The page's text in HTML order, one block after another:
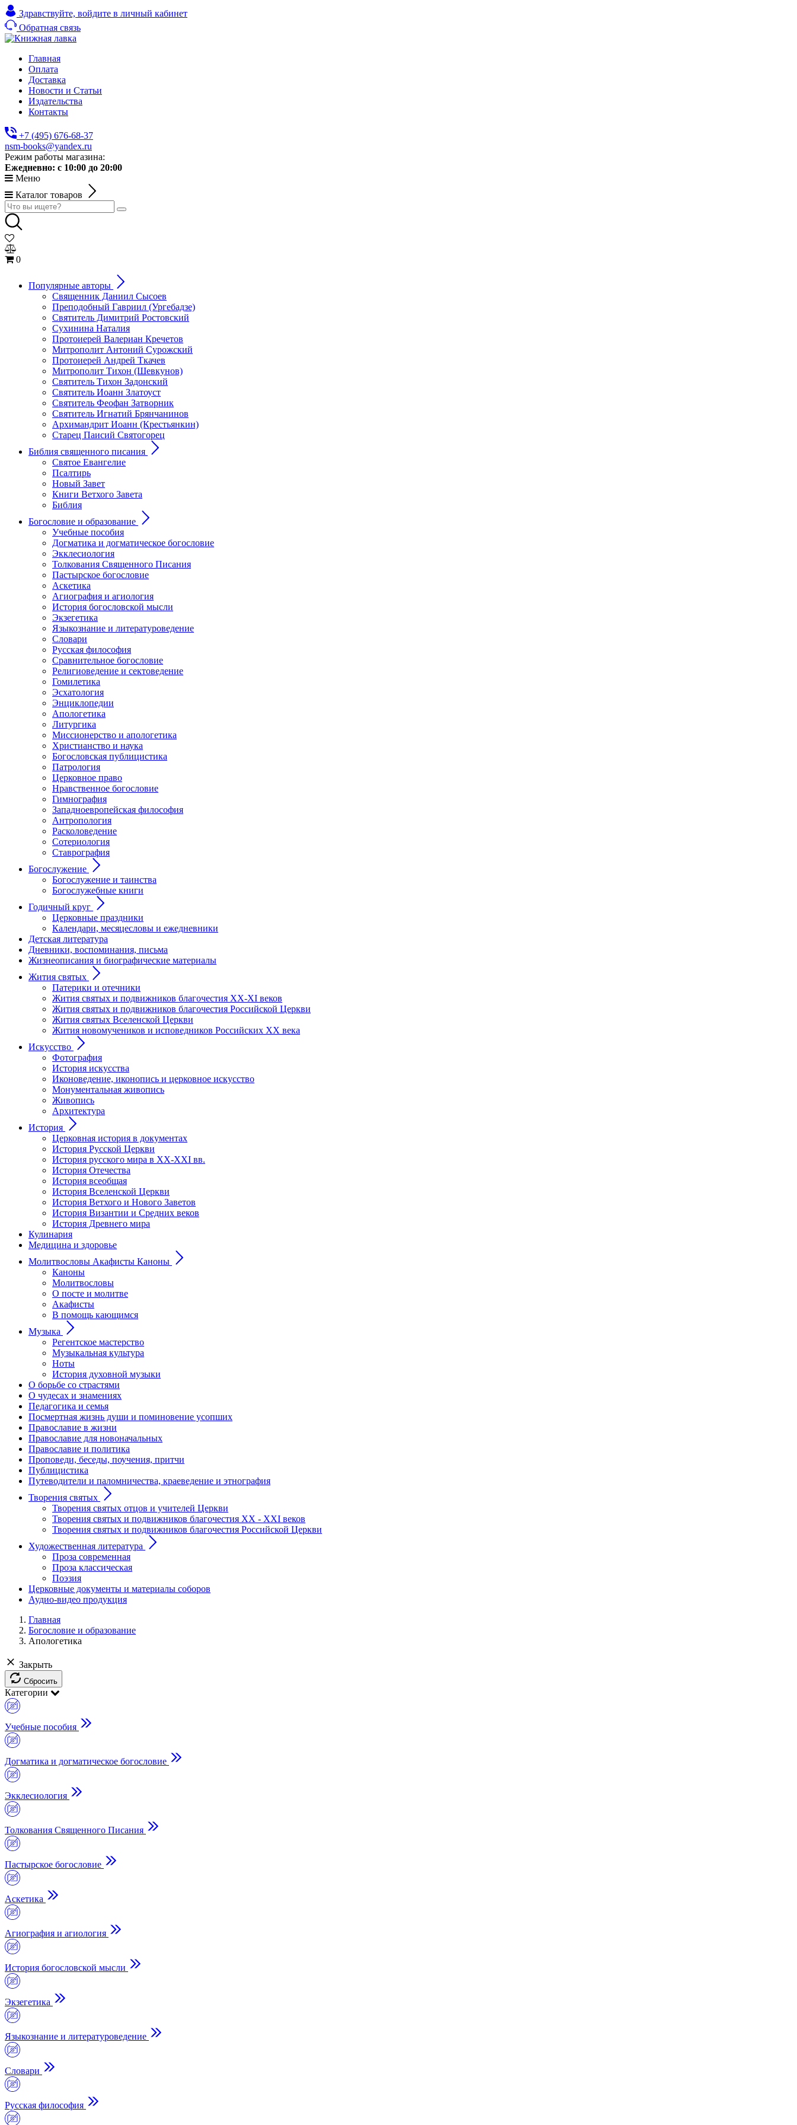
Здравствуйте, войдите в личный кабинет
Обратная связь
Главная
Оплата
Доставка
Новости и Статьи
Издательства
Контакты
+7 (495) 676-68-37
nsm-books@yandex.ru
Режим работы магазина:
Ежедневно: с 10:00 до 20:00
Меню
Каталог товаров
0
Популярные авторы
Священник Даниил Сысоев
Преподобный Гавриил (Ургебадзе)
Святитель Димитрий Ростовский
Сухинина Наталия
Протоиерей Валериан Кречетов
Митрополит Антоний Сурожский
Протоиерей Андрей Ткачев
Митрополит Тихон (Шевкунов)
Святитель Тихон Задонский
Святитель Иоанн Златоуст
Cвятитель Феофан Затворник
Святитель Игнатий Брянчанинов
Архимандрит Иоанн (Крестьянкин)
Старец Паисий Святогорец
Библия священного писания
Святое Евангелие
Псалтирь
Новый Завет
Книги Ветхого Завета
Библия
Богословие и образование
Учебные пособия
Догматика и догматическое богословие
Экклесиология
Толкования Священного Писания
Пастырское богословие
Аскетика
Агиография и агиология
История богословской мысли
Экзегетика
Языкознание и литературоведение
Словари
Русская философия
Сравнительное богословие
Религиоведение и сектоведение
Гомилетика
Эсхатология
Энциклопедии
Апологетика
Литургика
Миссионерство и апологетика
Христианство и наука
Богословская публицистика
Патрология
Церковное право
Нравственное богословие
Гимнография
Западноевропейская философия
Антропология
Расколоведение
Сотериология
Ставрография
Богослужение
Богослужение и таинства
Богослужебные книги
Годичный круг
Церковные праздники
Календари, месяцесловы и ежедневники
Детская литература
Дневники, воспоминания, письма
Жизнеописания и биографические материалы
Жития святых
Патерики и отечники
Жития святых и подвижников благочестия ХХ-XI веков
Жития святых и подвижников благочестия Российской Церкви
Жития святых Вселенской Церкви
Жития новомучеников и исповедников Российских ХХ века
Искусство
Фотография
История искусства
Иконоведение, иконопись и церковное искусство
Монументальная живопись
Живопись
Архитектура
История
Церковная история в документах
История Русской Церкви
История русского мира в ХХ-ХХI вв.
История Отечества
История всеобщая
История Вселенской Церкви
История Ветхого и Нового Заветов
История Византии и Средних веков
История Древнего мира
Кулинария
Медицина и здоровье
Молитвословы Акафисты Каноны
Каноны
Молитвословы
О посте и молитве
Акафисты
В помощь кающимся
Музыка
Регентское мастерство
Музыкальная культура
Ноты
История духовной музыки
О борьбе со страстями
О чудесах и знамениях
Педагогика и семья
Посмертная жизнь души и поминовение усопших
Православие в жизни
Православие для новоначальных
Православие и политика
Проповеди, беседы, поучения, притчи
Публицистика
Путеводители и паломничества, краеведение и этнография
Творения святых
Творения святых отцов и учителей Церкви
Творения святых и подвижников благочестия ХХ - ХХI веков
Творения святых и подвижников благочестия Российской Церкви
Художественная литература
Проза современная
Проза классическая
Поэзия
Церковные документы и материалы соборов
Аудио-видео продукция
Главная
Богословие и образование
Апологетика
Закрыть
Сбросить
Категории
Учебные пособия
Догматика и догматическое богословие
Экклесиология
Толкования Священного Писания
Пастырское богословие
Аскетика
Агиография и агиология
История богословской мысли
Экзегетика
Языкознание и литературоведение
Словари
Русская философия